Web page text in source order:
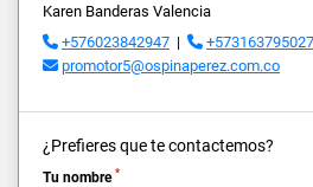
Karen Banderas Valencia
+576023842947 |
+573163795027
promotor5@ospinaperez.com.co
¿Prefieres que te contactemos?
Tu nombre *